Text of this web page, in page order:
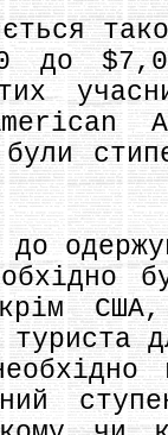
також
до
були
бути
туриста